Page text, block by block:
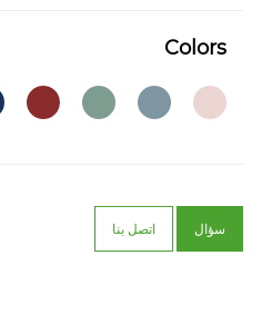
Colors
سؤال اتصل بنا